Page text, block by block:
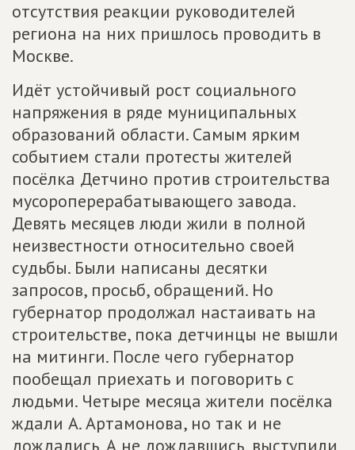
отсутствия реакции руководителей
региона на них пришлось проводить в
Москве.
Идёт устойчивый рост социального
напряжения в ряде муниципальных
образований области. Самым ярким
событием стали протесты жителей
посёлка Детчино против строительства
мусороперерабатывающего завода.
Девять месяцев люди жили в полной
неизвестности относительно своей
судьбы. Были написаны десятки
запросов, просьб, обращений. Но
губернатор продолжал настаивать на
строительстве, пока детчинцы не вышли
на митинги. После чего губернатор
пообещал приехать и поговорить с
людьми. Четыре месяца жители посёлка
ждали А. Артамонова, но так и не
дождались. А не дождавшись, выступили